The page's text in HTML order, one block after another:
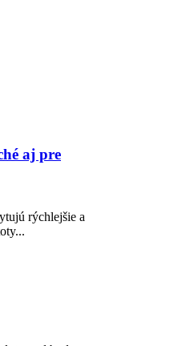
aj pre
rýchlejšie a